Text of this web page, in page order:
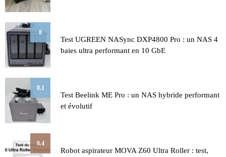
8
Test UGREEN NASync DXP4800 Pro : un NAS 4
baies ultra performant en 10 GbE
8.1
Test Beelink ME Pro : un NAS hybride performant
et évolutif
8.4
Robot aspirateur MOVA Z60 Ultra Roller : test,